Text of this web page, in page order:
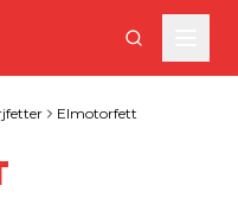
Elmotorfett